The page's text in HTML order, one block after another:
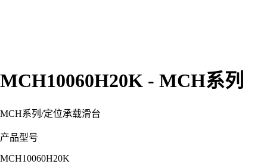
MCH10060H20K - MCH系列
MCH系列 /定位承载滑台
产品型号
MCH10060H20K